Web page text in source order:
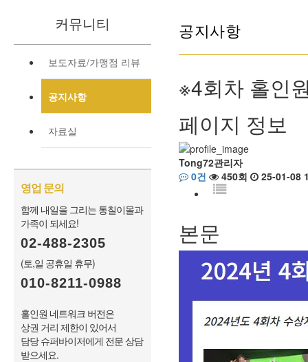
커뮤니티
보도자료/가맹점 리뷰
공지사항
자료실
영업 문의
함께 내일을 그리는 통칠이몰과
가족이 되세요!
02-488-2305
(토,일 공휴일 휴무)
010-8211-0988
홀인원 네트워크 버전은
상권 거리 제한이 있어서
담당 슈퍼바이저에게 전문 상담
받으세요.
공지사항
※4회차 홀인
페이지 정보
Tong72관리자
0건
450회 25-01-08
본문